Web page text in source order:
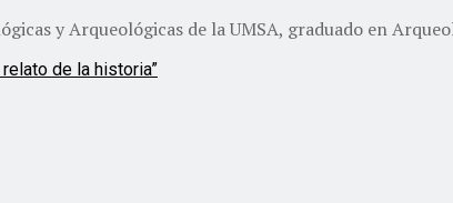
y Arqueológicas de la UMSA, graduado en